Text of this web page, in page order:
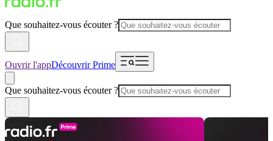
Que souhaitez-vous écouter ?
Ouvrir l'appDécouvrir Prime
Que souhaitez-vous écouter ?